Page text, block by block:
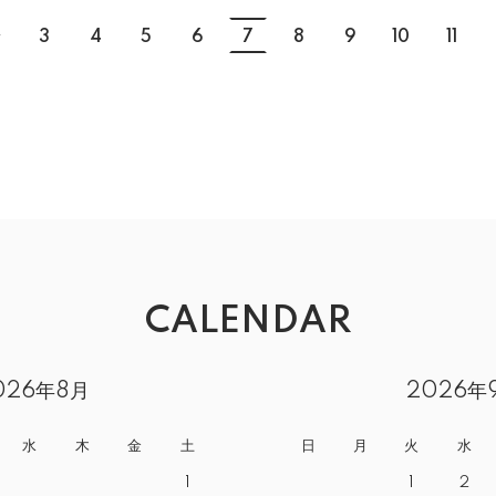
3 4 5 6 7 8 9 10
CALENDAR
年8月
水 木 金 土
2026年
日 月 火 水
2